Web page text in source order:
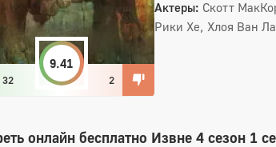
32
9.41
2
Актеры: Скотт
Рики Хе, Хлоя Ван
онлайн бесплатно Извне 4 сезон 1